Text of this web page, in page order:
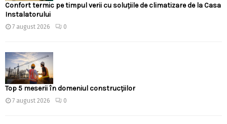
Confort termic pe timpul verii cu soluțiile de climatizare de la Casa
Instalatorului
7 august 2026 0
Top 5 meserii în domeniul construcțiilor
7 august 2026 0